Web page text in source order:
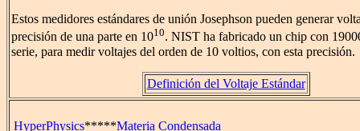
Estos medidores estándares de unión Josephson pueden generar
precisión de una parte en 1010. NIST ha fabricado un chip con
serie, para medir voltajes del orden de 10 voltios, con esta precisión.
Definición del Voltaje Estándar
HyperPhysics*****Materia Condensada